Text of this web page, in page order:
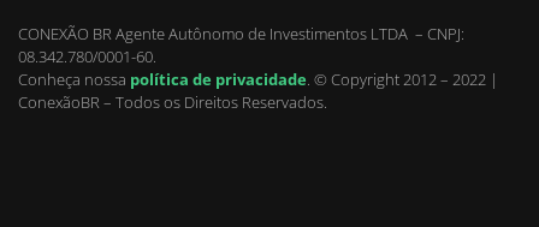
CONEXÃO BR Agente Autônomo de Investimentos LTDA – CNPJ:
08.342.780/0001-60.
Conheça nossa política de privacidade. © Copyright 2012 – 2022 |
ConexãoBR – Todos os Direitos Reservados.